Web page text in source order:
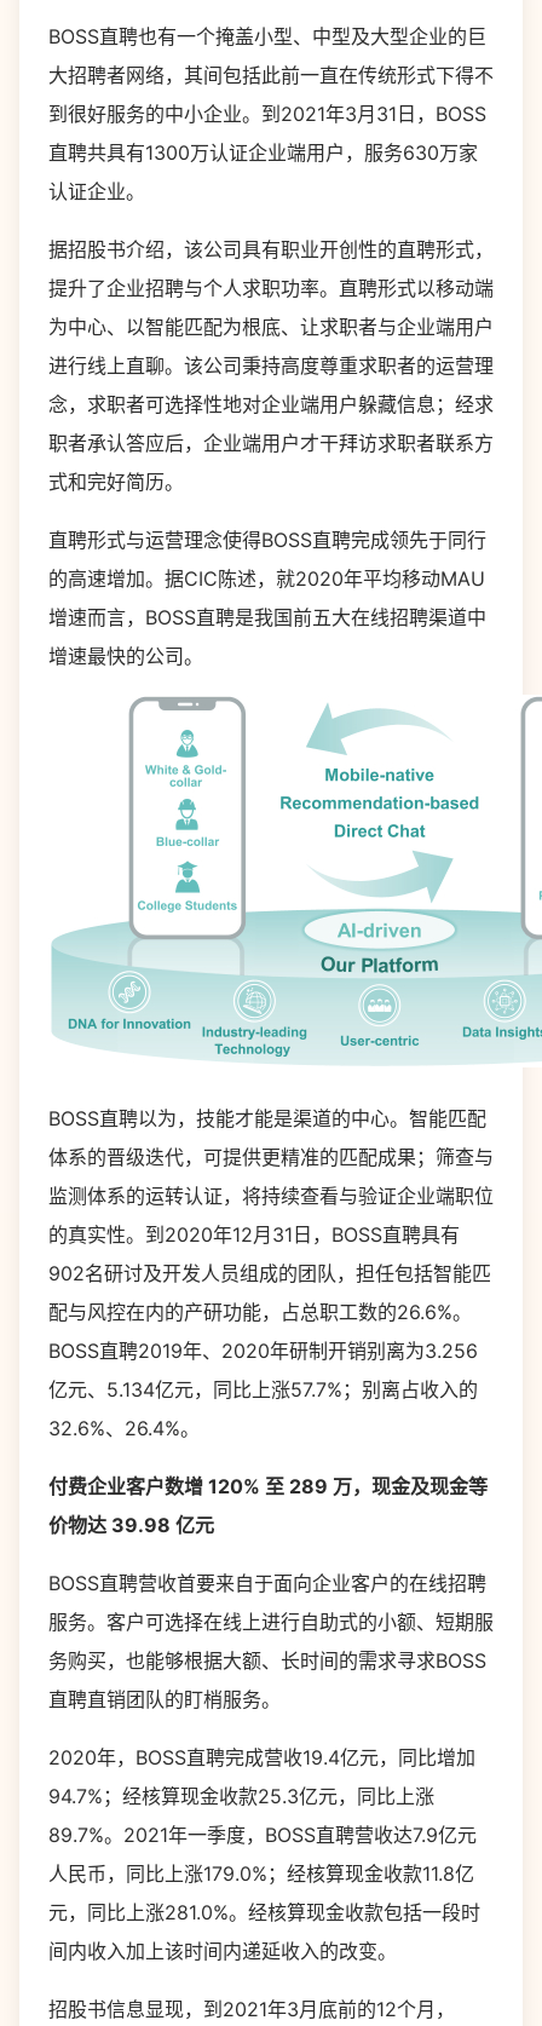
BOSS直聘也有一个掩盖小型、中型及大型企业的巨
大招聘者网络，其间包括此前一直在传统形式下得不
到很好服务的中小企业。到2021年3月31日，BOSS
直聘共具有1300万认证企业端用户，服务630万家
认证企业。
据招股书介绍，该公司具有职业开创性的直聘形式，
提升了企业招聘与个人求职功率。直聘形式以移动端
为中心、以智能匹配为根底、让求职者与企业端用户
进行线上直聊。该公司秉持高度尊重求职者的运营理
念，求职者可选择性地对企业端用户躲藏信息；经求
职者承认答应后，企业端用户才干拜访求职者联系方
式和完好简历。
直聘形式与运营理念使得BOSS直聘完成领先于同行
的高速增加。据CIC陈述，就2020年平均移动MAU
增速而言，BOSS直聘是我国前五大在线招聘渠道中
增速最快的公司。
BOSS直聘以为，技能才能是渠道的中心。智能匹配
体系的晋级迭代，可提供更精准的匹配成果；筛查与
监测体系的运转认证，将持续查看与验证企业端职位
的真实性。到2020年12月31日，BOSS直聘具有
902名研讨及开发人员组成的团队，担任包括智能匹
配与风控在内的产研功能，占总职工数的26.6%。
BOSS直聘2019年、2020年研制开销别离为3.256
亿元、5.134亿元，同比上涨57.7%；别离占收入的
32.6%、26.4%。
付费企业客户数增 120% 至 289 万，现金及现金等
价物达 39.98 亿元
BOSS直聘营收首要来自于面向企业客户的在线招聘
服务。客户可选择在线上进行自助式的小额、短期服
务购买，也能够根据大额、长时间的需求寻求BOSS
直聘直销团队的盯梢服务。
2020年，BOSS直聘完成营收19.4亿元，同比增加
94.7%；经核算现金收款25.3亿元，同比上涨
89.7%。2021年一季度，BOSS直聘营收达7.9亿元
人民币，同比上涨179.0%；经核算现金收款11.8亿
元，同比上涨281.0%。经核算现金收款包括一段时
间内收入加上该时间内递延收入的改变。
招股书信息显现，到2021年3月底前的12个月，